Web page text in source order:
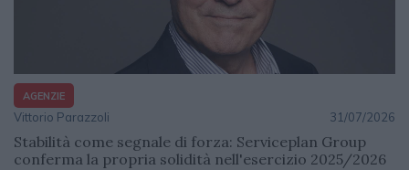
AGENZIE
Vittorio Parazzoli 31/07/2026
Stabilità come segnale di forza: Serviceplan Group
conferma la propria solidità nell'esercizio 2025/2026